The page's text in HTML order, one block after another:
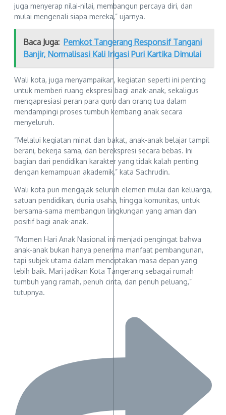
juga menyerap nilai-nilai, membangun percaya diri, dan
mulai mengenali siapa mereka,” ujarnya.
Baca Juga: Pemkot Tangerang Responsif Tangani
Banjir, Normalisasi Kali Irigasi Puri Kartika Dimulai
Wali kota, juga menyampaikan, kegiatan seperti ini penting
untuk memberi ruang ekspresi bagi anak-anak, sekaligus
mengapresiasi peran para guru dan orang tua dalam
mendampingi proses tumbuh kembang anak secara
menyeluruh.
“Melalui kegiatan minat dan bakat, anak-anak belajar tampil
berani, bekerja sama, dan berekspresi secara bebas. Ini
bagian dari pendidikan karakter yang tidak kalah penting
dengan kemampuan akademik,” kata Sachrudin.
Wali kota pun mengajak seluruh elemen mulai dari keluarga,
satuan pendidikan, dunia usaha, hingga komunitas, untuk
bersama-sama membangun lingkungan yang aman dan
positif bagi anak-anak.
“Momen Hari Anak Nasional ini menjadi pengingat bahwa
anak-anak bukan hanya penerima manfaat pembangunan,
tapi subjek utama dalam menciptakan masa depan yang
lebih baik. Mari jadikan Kota Tangerang sebagai rumah
tumbuh yang ramah, penuh cinta, dan penuh peluang,”
tutupnya.